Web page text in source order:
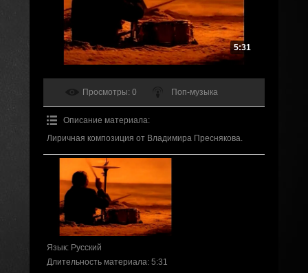
5:31
Просмотры: 0 Поп-музыка
Описание материала:
Лиричная композиция от Владимира Преснякова.
Язык: Русский
Длительность материала: 5:31